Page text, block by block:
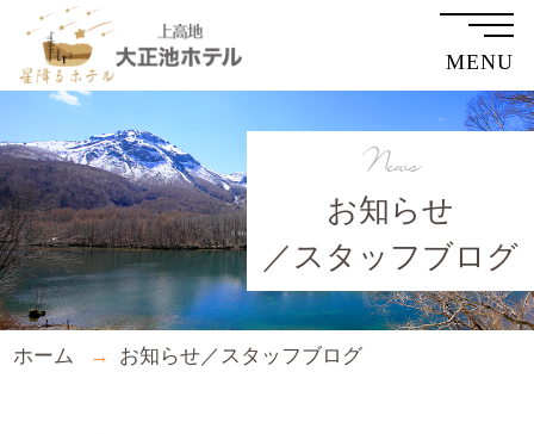
MENU
お知らせ
／スタッフブログ
News
ホーム お知らせ／スタッフブログ